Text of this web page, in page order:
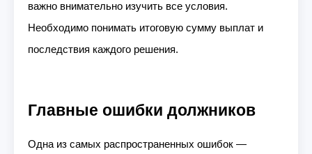
важно внимательно изучить все условия.
Необходимо понимать итоговую сумму выплат и
последствия каждого решения.
Главные ошибки должников
Одна из самых распространенных ошибок —